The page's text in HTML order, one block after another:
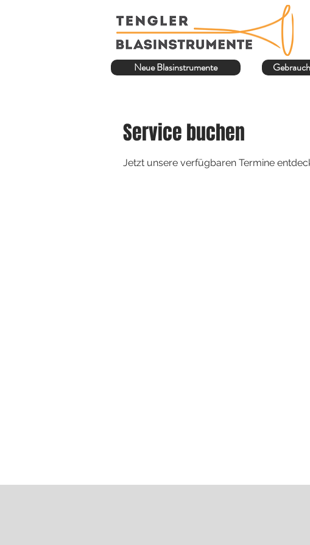
Neue Blasinstrumente
Service buchen
Jetzt unsere verfügbaren Termine